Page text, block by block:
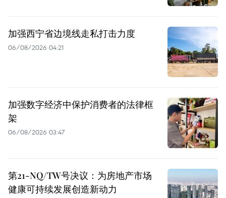
加强西宁省边境线走私打击力度
06/08/2026 04:21
加强数字经济中保护消费者的法律框
架
06/08/2026 03:47
第21-NQ/TW号决议：为房地产市场
健康可持续发展创造新动力